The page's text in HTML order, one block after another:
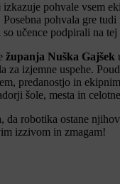
izkazuje pohvale vsem
pohvala gre tudi
so učence podpirali na tej
županja Nuška Gajšek
za izjemne uspehe.
predanostjo in
šole, mesta in
da robotika ostane
izzivom in zmagam!